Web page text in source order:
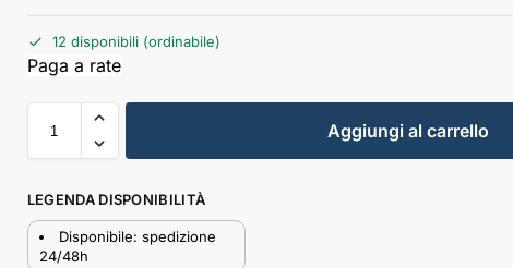
12 disponibili (ordinabile)
Aggiungi al carrello
LEGENDA DISPONIBILITÀ
Disponibile: spedizione
24/48h